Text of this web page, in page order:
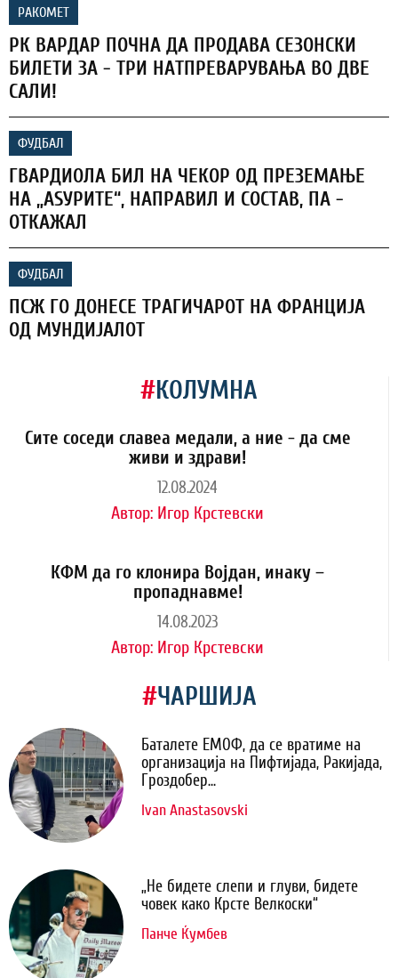
РАКОМЕТ
РК ВАРДАР ПОЧНА ДА ПРОДАВА СЕЗОНСКИ
БИЛЕТИ ЗА - ТРИ НАТПРЕВАРУВАЊА ВО ДВЕ
САЛИ!
ФУДБАЛ
ГВАРДИОЛА БИЛ НА ЧЕКОР ОД ПРЕЗЕМАЊЕ
НА „АЅУРИТЕ“, НАПРАВИЛ И СОСТАВ, ПА -
ОТКАЖАЛ
ФУДБАЛ
ПСЖ ГО ДОНЕСЕ ТРАГИЧАРОТ НА ФРАНЦИЈА
ОД МУНДИЈАЛОТ
#КОЛУМНА
Сите соседи славеа медали, а ние - да сме
живи и здрави!
12.08.2024
Автор: Игор Крстевски
КФМ да го клонира Војдан, инаку –
пропаднавме!
14.08.2023
Автор: Игор Крстевски
#ЧАРШИЈА
Баталете ЕМОФ, да се вратиме на
организација на Пифтијада, Ракијада,
Гроздобер...
Ivan Anastasovski
„Не бидете слепи и глуви, бидете
човек како Крсте Велкоски“
Панче Ќумбев